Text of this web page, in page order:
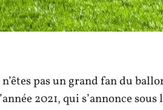
n’êtes pas un grand fan du
2021, qui s’annonce